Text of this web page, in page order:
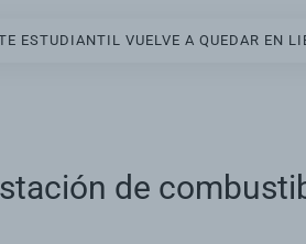
ESTUDIANTIL VUELVE A QUEDAR EN
de